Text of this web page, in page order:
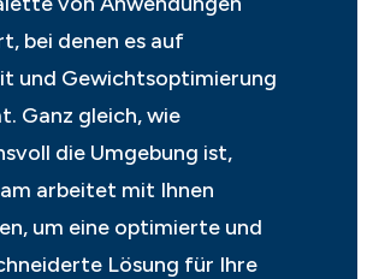
bei denen es auf
und Gewichtsoptimierung
Ganz gleich, wie
die Umgebung ist,
arbeitet mit Ihnen
um eine optimierte und
Lösung für Ihre